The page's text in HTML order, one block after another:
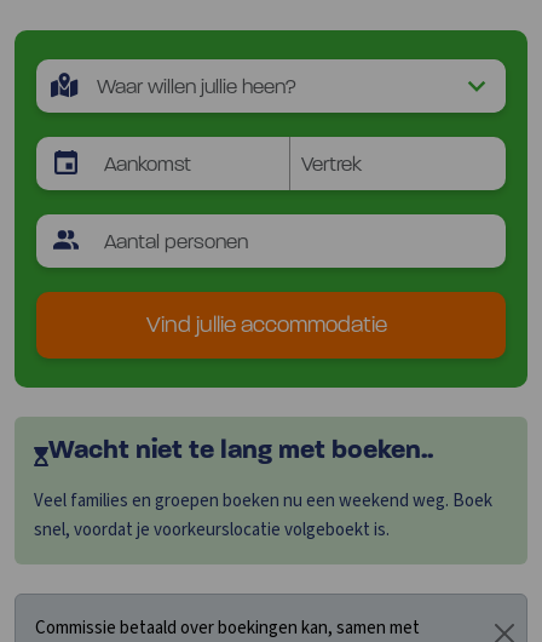
Vind jullie accommodatie
Wacht niet te lang met boeken..
Veel families en groepen boeken nu een weekend weg. Boek
snel, voordat je voorkeurslocatie volgeboekt is.
Commissie betaald over boekingen kan, samen met